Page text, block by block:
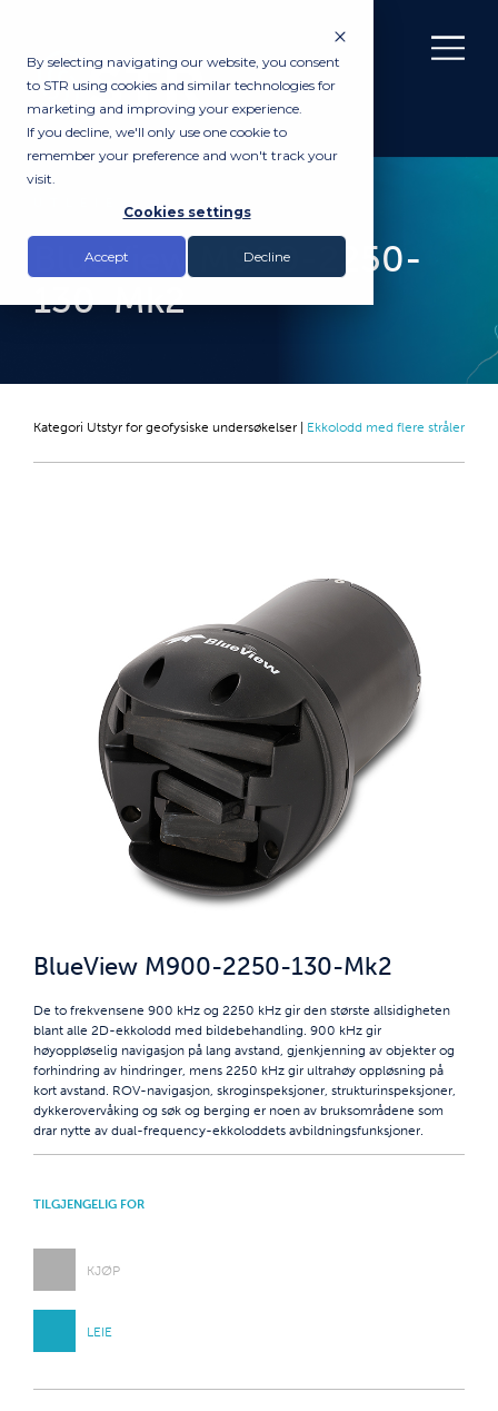
By selecting navigating our website, you consent
to STR using cookies and similar technologies for
marketing and improving your experience.
If you decline, we'll only use one cookie to
remember your preference and won't track your
visit.
Cookies settings
Accept Decline
BlueView M900-2250-
130-Mk2
Kategori Utstyr for geofysiske undersøkelser Ekkolodd med flere stråler
BlueView M900-2250-130-Mk2
De to frekvensene 900 kHz og 2250 kHz gir den største allsidigheten
blant alle 2D-ekkolodd med bildebehandling. 900 kHz gir
høyoppløselig navigasjon på lang avstand, gjenkjenning av objekter og
forhindring av hindringer, mens 2250 kHz gir ultrahøy oppløsning på
kort avstand. ROV-navigasjon, skroginspeksjoner, strukturinspeksjoner,
dykkerovervåking og søk og berging er noen av bruksområdene som
drar nytte av dual-frequency-ekkoloddets avbildningsfunksjoner.
TILGJENGELIG FOR
KJØP
LEIE